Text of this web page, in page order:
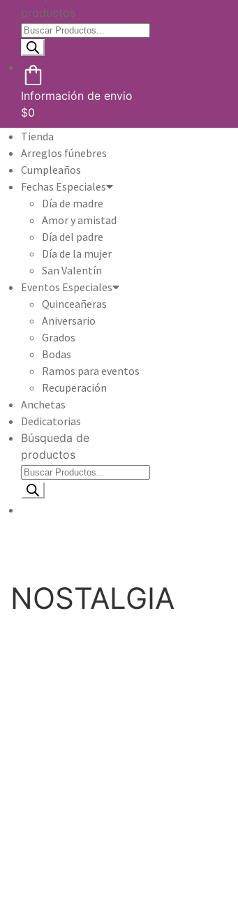
productos
Información de envio
$0
Tienda
Arreglos fúnebres
Cumpleaños
Fechas Especiales
Día de madre
Amor y amistad
Día del padre
Día de la mujer
San Valentín
Eventos Especiales
Quinceañeras
Aniversario
Grados
Bodas
Ramos para eventos
Recuperación
Anchetas
Dedicatorias
Búsqueda de
productos
NOSTALGIA